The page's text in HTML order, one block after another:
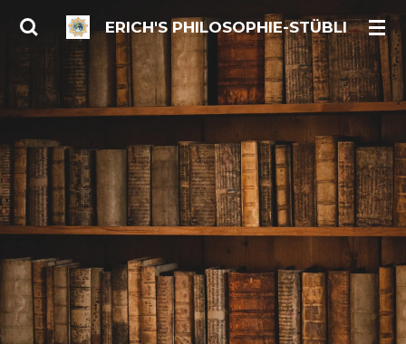
Zum
Hauptinhalt
springen
ERICH'S PHILOSOPHIE-STÜBLI